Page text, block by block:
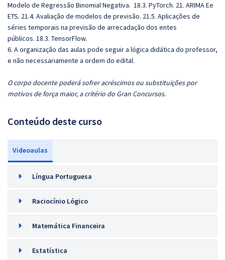
Modelo de Regressão Binomial Negativa. 18.3. PyTorch. 21. ARIMA Ee
ETS. 21.4. Avaliação de modelos de previsão. 21.5. Aplicações de
séries temporais na previsão de arrecadação dos entes
públicos. 18.3. TensorFlow.
6. A organização das aulas pode seguir a lógica didática do professor,
e não necessariamente a ordem do edital.
O corpo docente poderá sofrer acréscimos ou substituições por
motivos de força maior, a critério do Gran Concursos.
Conteúdo deste curso
Videoaulas
Língua Portuguesa
Raciocínio Lógico
Matemática Financeira
Estatística